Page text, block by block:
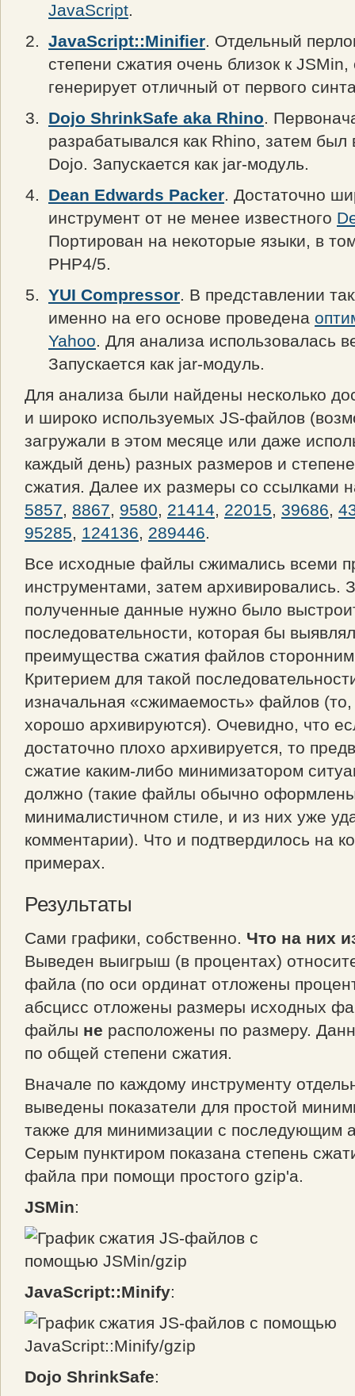
JavaScript.
JavaScript::Minifier. Отдельный
степени сжатия очень близок к JSMin,
генерирует отличный от первого
Dojo ShrinkSafe aka Rhino.
разрабатывался как Rhino, затем был
Dojo. Запускается как jar-модуль.
Dean Edwards Packer. Достаточно
инструмент от не менее известного
Портирован на некоторые языки, в
PHP4/5.
YUI Compressor. В представлении
именно на его основе проведена
Yahoo. Для анализа использовалась
Запускается как jar-модуль.
Для анализа были найдены несколько
и широко используемых JS-файлов
загружали в этом месяце или даже
каждый день) разных размеров и
сжатия. Далее их размеры со ссылками
5857, 8867, 9580, 21414, 22015, 39686,
95285, 124136, 289446.
Все исходные файлы сжимались всеми
инструментами, затем архивировались.
полученные данные нужно было
последовательности, которая бы
преимущества сжатия файлов
Критерием для такой
изначальная «сжимаемость» файлов (то,
хорошо архивируются). Очевидно, что
достаточно плохо архивируется, то
сжатие каким-либо минимизатором
должно (такие файлы обычно
минималистичном стиле, и из них уже
комментарии). Что и подтвердилось на
примерах.
Результаты
Сами графики, собственно. Что на них
Выведен выигрыш (в процентах)
файла (по оси ординат отложены
абсцисс отложены размеры исходных
файлы не расположены по размеру.
по общей степени сжатия.
Вначале по каждому инструменту
выведены показатели для простой
также для минимизации с последующим
Серым пунктиром показана степень
файла при помощи простого gzip'а.
JSMin:
JavaScript::Minify:
Dojo ShrinkSafe: